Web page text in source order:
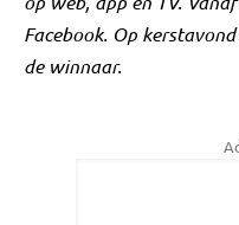
Facebook. Op
de winnaar.